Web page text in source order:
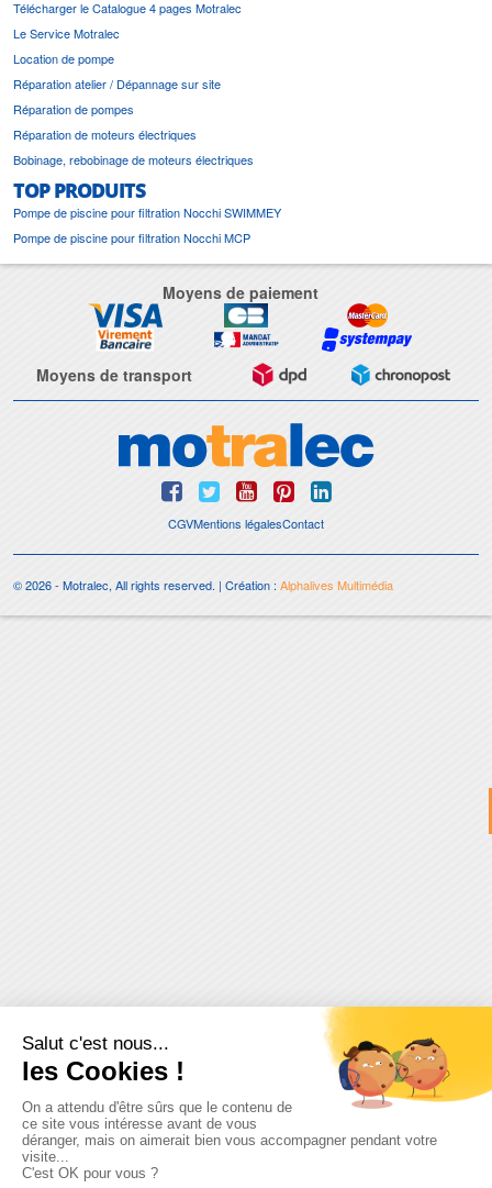
Télécharger le Catalogue 4 pages Motralec
Le Service Motralec
Location de pompe
Réparation atelier / Dépannage sur site
Réparation de pompes
Réparation de moteurs électriques
Bobinage, rebobinage de moteurs électriques
TOP PRODUITS
Pompe de piscine pour filtration Nocchi SWIMMEY
Pompe de piscine pour filtration Nocchi MCP
Moyens de paiement
Moyens de transport
CGVMentions légalesContact
© 2026 - Motralec, All rights reserved. | Création : Alphalives Multimédia